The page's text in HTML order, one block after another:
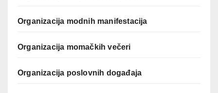
Organizacija modnih manifestacija
Organizacija momačkih večeri
Organizacija poslovnih događaja